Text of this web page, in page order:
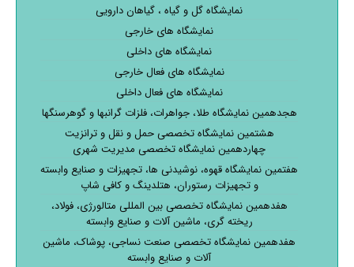
نمایشگاه گل و گیاه ، گیاهان دارویی
نمایشگاه های خارجی
نمایشگاه های داخلی
نمایشگاه های فعال خارجی
نمایشگاه های فعال داخلی
هجدهمین نمایشگاه طلا، جواهرات، فلزات گرانبها و گوهرسنگها
هشتمین نمایشگاه تخصصی حمل و نقل و ترانزیت
چهاردهمین نمایشگاه تخصصی مدیریت شهری
هفتمین نمایشگاه قهوه، نوشیدنی ها، تجهیزات و صنایع وابسته
و تجهیزات رستوران، هتلدینگ و کافی شاپ
هفدهمین نمایشگاه تخصصی بین المللی متالورژی، فولاد،
ریخته گری، ماشین آلات و صنایع وابسته
هفدهمین نمایشگاه تخصصی صنعت نساجی، پوشاک، ماشین
آلات و صنایع وابسته